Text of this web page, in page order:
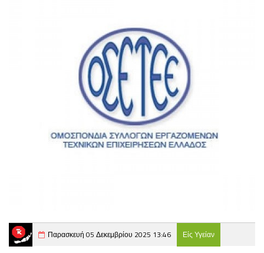
Παρασκευή 05 Δεκεμβρίου 2025 13:46 Είς Υγείαν